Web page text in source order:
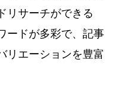
リサーチができる
ードが多彩で、記事
リエーションを豊富